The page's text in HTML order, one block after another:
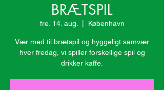
BRÆTSPIL
fre. 14. aug. København
Vær med til brætspil og hyggeligt samvær
hver fredag, vi spiller forskellige spil og
drikker kaffe.